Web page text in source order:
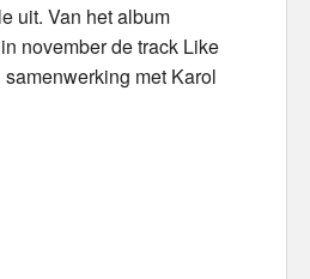
uit. Van het album
november de track Like
samenwerking met Karol